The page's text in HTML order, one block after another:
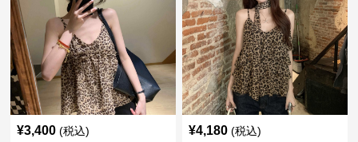
¥3,400 (税込) ¥4,180 (税込)